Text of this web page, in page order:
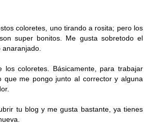
coloretes, uno tirando a rosita; pero los
super bonitos. Me gusta sobretodo el
los coloretes. Básicamente, para trabajar
que me pongo junto al corrector y alguna
tu blog y me gusta bastante, ya tienes